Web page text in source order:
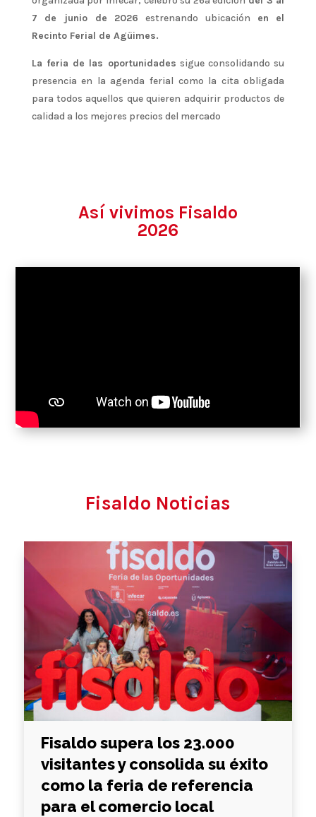
7 de junio de 2026 estrenando ubicación en el
Recinto Ferial de Agüimes.
La feria de las oportunidades sigue consolidando su
presencia en la agenda ferial como la cita obligada
para todos aquellos que quieren adquirir productos de
calidad a los mejores precios del mercado
Así vivimos Fisaldo
2026
Fisaldo Noticias
Fisaldo supera los 23.000
visitantes y consolida su éxito
como la feria de referencia
para el comercio local